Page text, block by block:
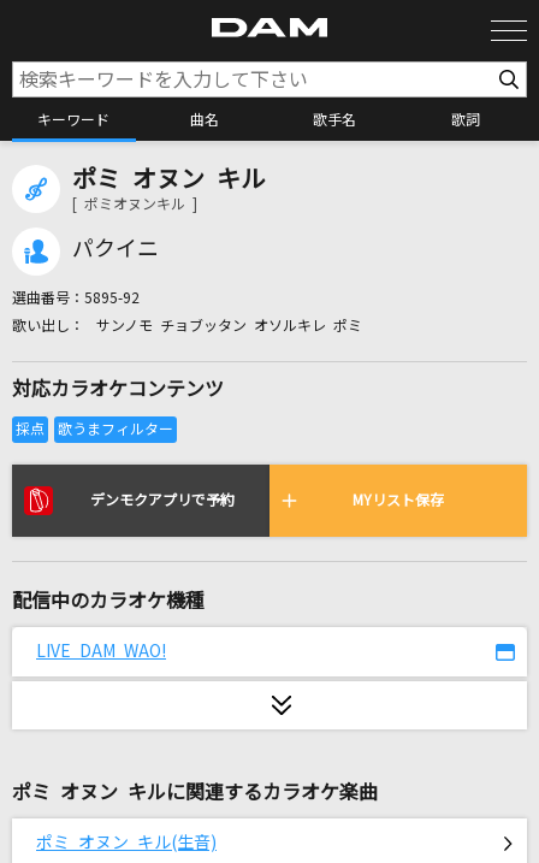
キーワード 曲名 歌手名 歌詞
カラオケ検索
リアルタイムで歌われている曲の一覧
とくべチュ、して
雪の華
TERMINATED
茅原実里
ポミ オヌン キル
[ ポミオヌンキル ]
パクイニ
選曲番号： 5895-92
サンノモ チョブッタン オソルキレ ポミ
対応カラオケコンテンツ
デンモクアプリで予約 MYリスト保存
配信中のカラオケ機種
LIVE DAM WAO!
ポミ オヌン キルに関連するカラオケ楽曲
ポミ オヌン キル(生音)